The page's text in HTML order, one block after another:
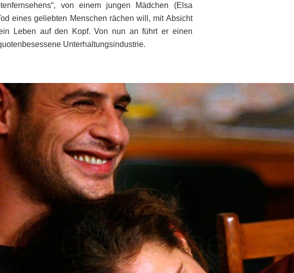
von einem jungen Mädchen (Elsa
eines geliebten Menschen rächen will, mit Absicht
Leben auf den Kopf. Von nun an führt er einen
Unterhaltungsindustrie.